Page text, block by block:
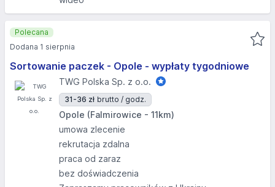
Sortowanie paczek - Opole - wypłaty tygodniowe
TWG Polska Sp. z o.o.
31-36 zł brutto / godz.
Opole (Falmirowice - 11km)
umowa zlecenie
rekrutacja zdalna
praca od zaraz
bez doświadczenia
Polecana
Dodana 1 sierpnia